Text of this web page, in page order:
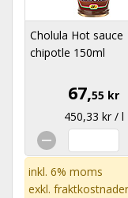
Cholula Hot sauce
chipotle 150ml
67,55 kr
450,33 kr / l
inkl. 6% moms
exkl. fraktkostnader